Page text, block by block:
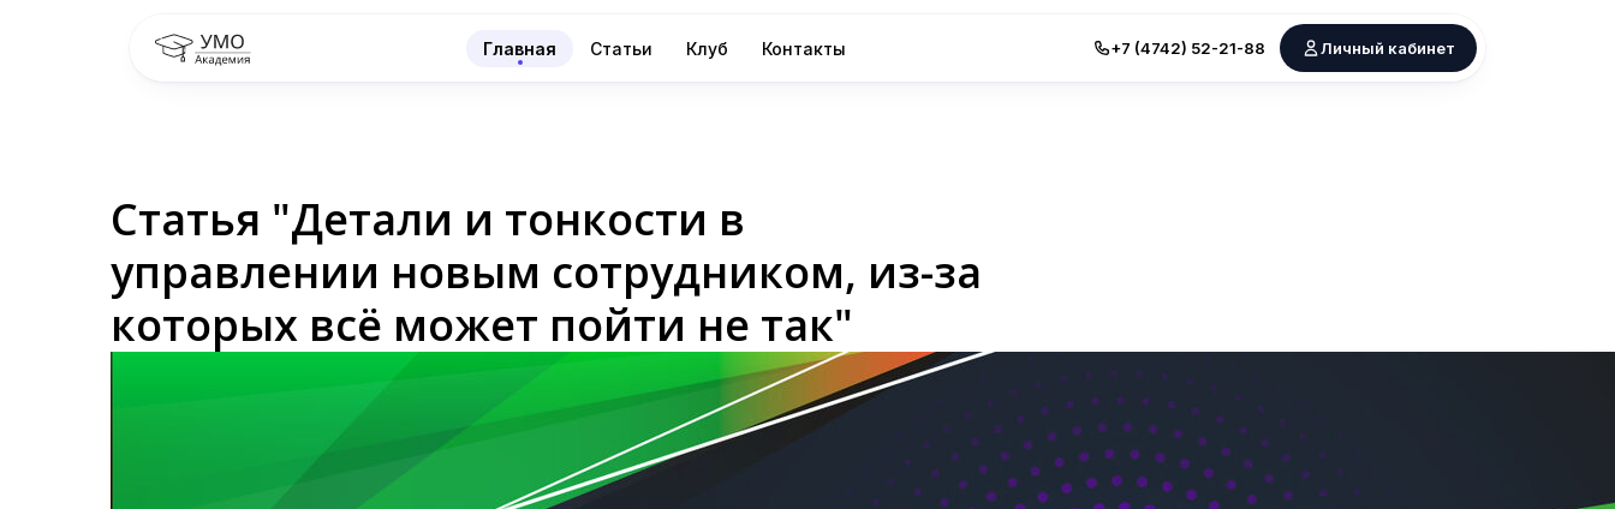
Главная Статьи Клуб Контакты +7 (4742) 52-21-88 Личный кабинет
Статья "Детали и тонкости в
управлении новым сотрудником, из-за
которых всё может пойти не так"